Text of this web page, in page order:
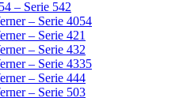
– Serie 542
– Serie 4054
– Serie 421
– Serie 432
– Serie 4335
– Serie 444
– Serie 503